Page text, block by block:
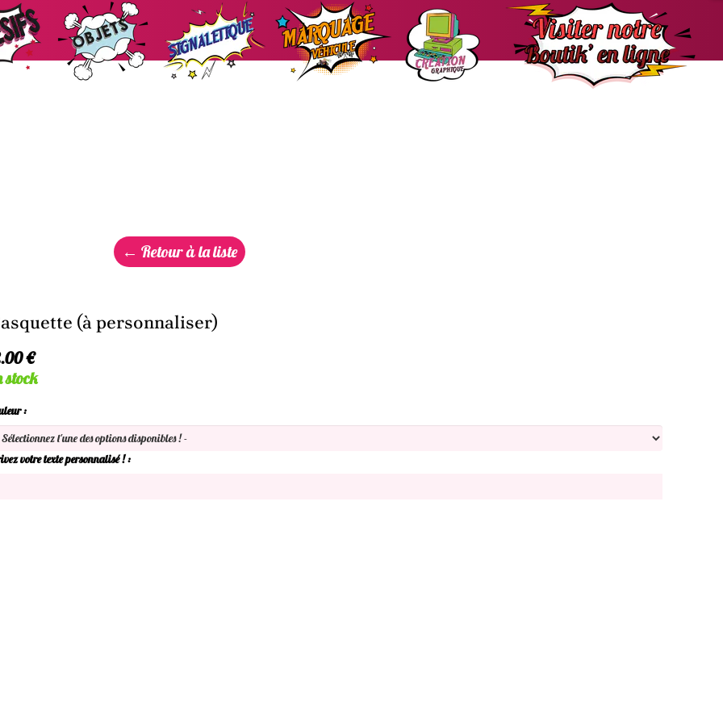
← Retour à la liste
(à personnaliser)
€
stock
:
votre texte personnalisé ! :